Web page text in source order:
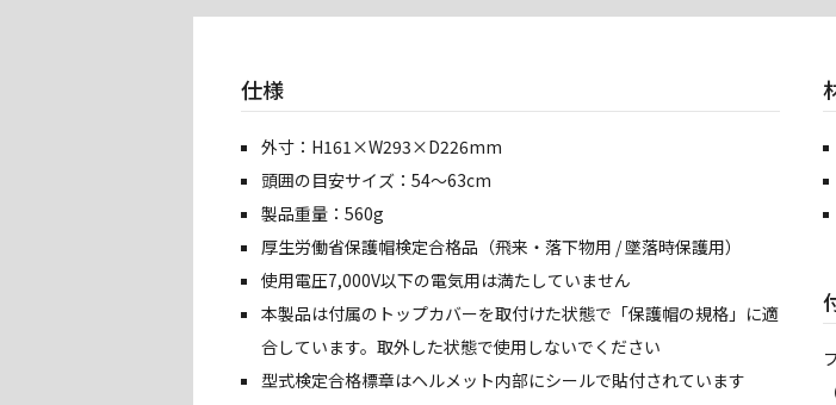
仕様
外寸：H161×W293×D226mm
頭囲の目安サイズ：54〜63cm
製品重量：560g
厚生労働省保護帽検定合格品（飛来・落下物用 / 墜落時保護用）
使用電圧7,000V以下の電気用は満たしていません
本製品は付属のトップカバーを取付けた状態で「保護帽の規格」に適
合しています。取外した状態で使用しないでください
型式検定合格標章はヘルメット内部にシールで貼付されています